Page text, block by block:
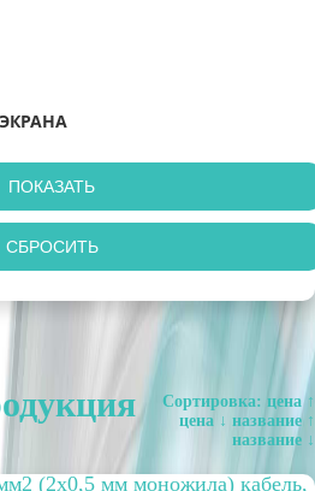
Сортировка: цена ↑
цена ↓ название ↑
название ↓
(2х0,5 мм моножила) кабель,